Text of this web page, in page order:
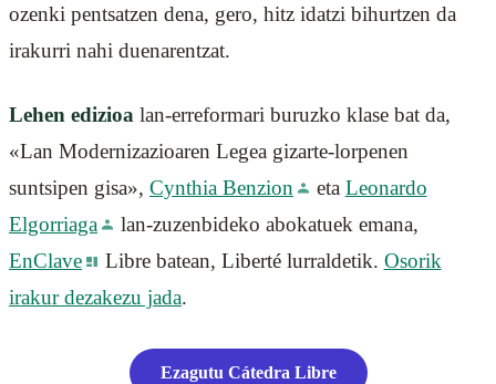
ozenki pentsatzen dena, gero, hitz idatzi bihurtzen da
irakurri nahi duenarentzat.
Lehen edizioa lan-erreformari buruzko klase bat da,
«Lan Modernizazioaren Legea gizarte-lorpenen
suntsipen gisa», Cynthia Benzion eta Leonardo
Elgorriaga
lan-zuzenbideko abokatuek emana,
EnClave
Libre batean, Liberté lurraldetik. Osorik
irakur dezakezu jada.
Ezagutu Cátedra Libre